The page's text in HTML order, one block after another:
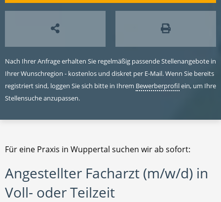
Nach Ihrer Anfrage erhalten Sie regelmäßig passende Stellenangebote in
Ihrer Wunschregion - kostenlos und diskret per E-Mail. Wenn Sie bereits
registriert sind, loggen Sie sich bitte in Ihrem Bewerberprofilein, um Ihre
Stellensuche anzupassen.
Für eine Praxis in Wuppertal suchen wir ab sofort:
Angestellter Facharzt (m/w/d) in
Voll- oder Teilzeit